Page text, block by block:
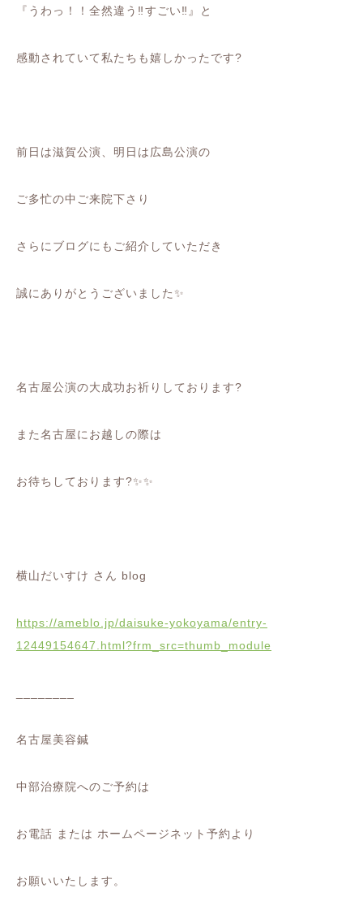
『うわっ！！全然違う‼️️すごい‼️』と
感動されていて私たちも嬉しかったです?
前日は滋賀公演、明日は広島公演の
ご多忙の中ご来院下さり
さらにブログにもご紹介していただき
誠にありがとうございました✨
名古屋公演の大成功お祈りしております?
また名古屋にお越しの際は
お待ちしております?✨✨
横山だいすけ さん blog
https://ameblo.jp/daisuke-yokoyama/entry-
12449154647.html?frm_src=thumb_module
名古屋美容鍼
中部治療院へのご予約は
お電話 または ホームページネット予約より
お願いいたします。